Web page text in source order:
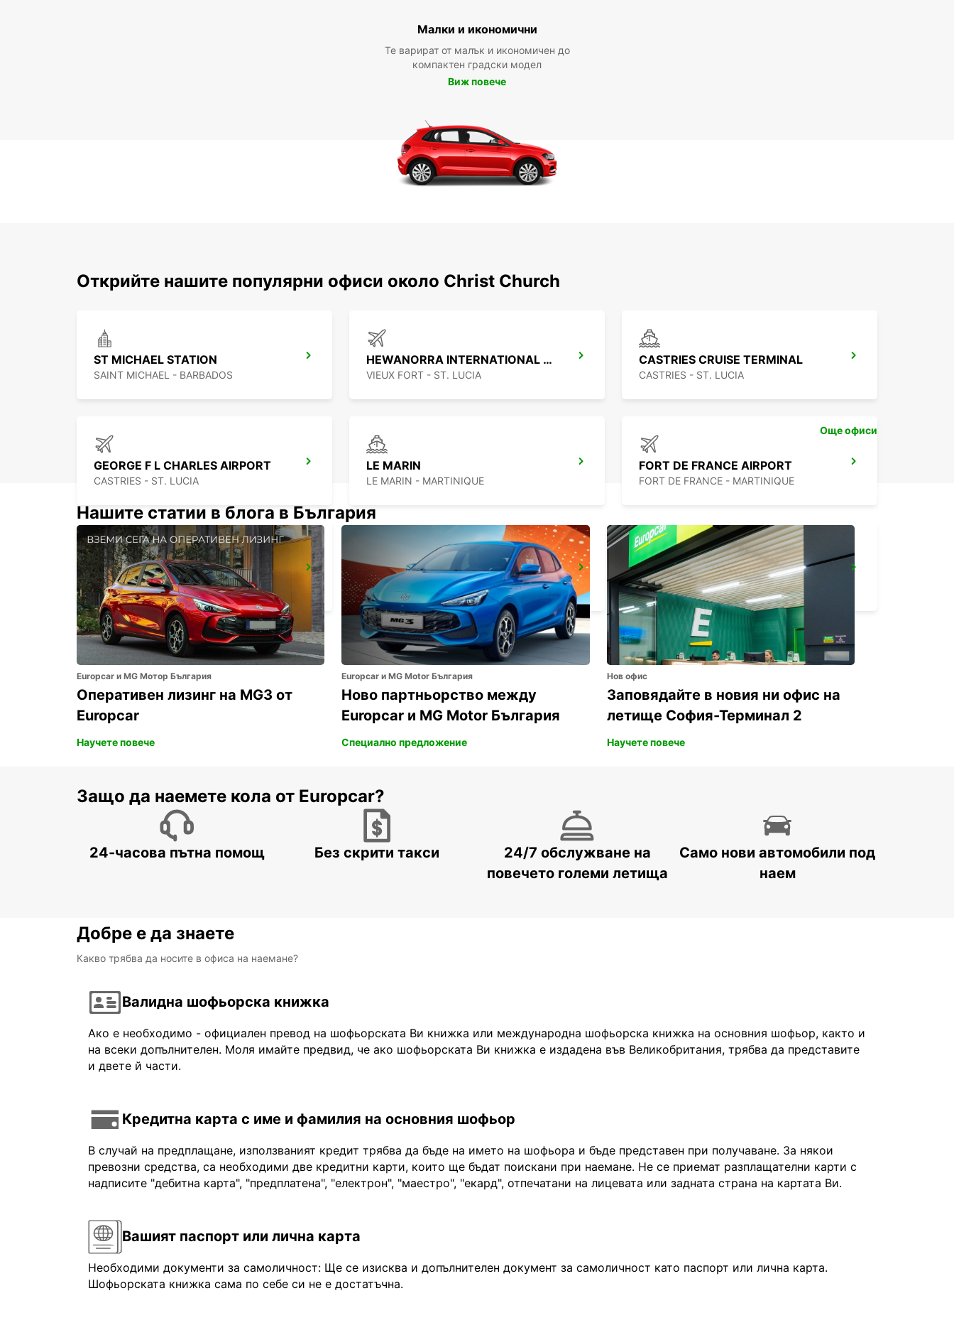
Малки и икономични
Те варират от малък и икономичен до
компактен градски модел
Виж повече
Открийте нашите популярни офиси около Christ Church
ST MICHAEL STATION
SAINT MICHAEL - BARBADOS
HEWANORRA INTERNATIONAL AIRPORT
VIEUX FORT - ST. LUCIA
CASTRIES CRUISE TERMINAL
CASTRIES - ST. LUCIA
GEORGE F L CHARLES AIRPORT
CASTRIES - ST. LUCIA
LE MARIN
LE MARIN - MARTINIQUE
FORT DE FRANCE AIRPORT
FORT DE FRANCE - MARTINIQUE
ANR ROBINSON INTERNATIONAL AIRPORT PIARCO INTERNATIONAL AIRPORT
PORT OF SPAIN - TRINIDAD AND TOBAGO
THE ARCADE HILTON TRINIDAD
Още офиси
Нашите статии в блога в България
Europcar и MG Мотор България
Оперативен лизинг на MG3 от
Europcar
Научете повече
Europcar и MG Motor България
Ново партньорство между
Europcar и MG Motor България
Специално предложение
Нов офис
Заповядайте в новия ни офис на
летище София-Терминал 2
Научете повече
Защо да наемете кола от Europcar?
24-часова пътна помощ Без скрити такси
24/7 обслужване на
повечето големи летища
Само нови автомобили под
наем
Добре е да знаете
Какво трябва да носите в офиса на наемане?
Валидна шофьорска книжка
Ако е необходимо - официален превод на шофьорската Ви книжка или международна шофьорска книжка на основния шофьор, както и
на всеки допълнителен. Моля имайте предвид, че ако шофьорската Ви книжка е издадена във Великобритания, трябва да представите
и двете й части.
Кредитна карта с име и фамилия на основния шофьор
В случай на предплащане, използваният кредит трябва да бъде на името на шофьора и бъде представен при получаване. За някои
превозни средства, са необходими две кредитни карти, които ще бъдат поискани при наемане. Не се приемат разплащателни карти с
надписите "дебитна карта", "предплатена", "електрон", "маестро", "екард", отпечатани на лицевата или задната страна на картата Ви.
Вашият паспорт или лична карта
Необходими документи за самоличност: Ще се изисква и допълнителен документ за самоличност като паспорт или лична карта.
Шофьорската книжка сама по себе си не е достатъчна.